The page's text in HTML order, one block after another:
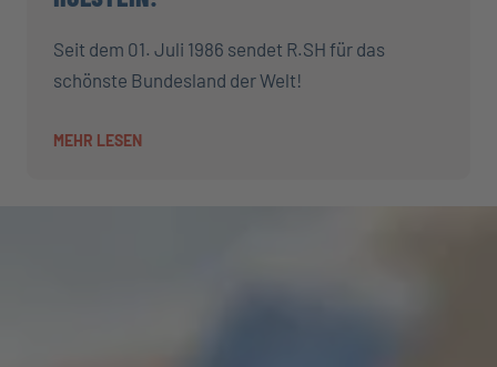
Seit dem 01. Juli 1986 sendet R.SH für das
schönste Bundesland der Welt!
MEHR LESEN